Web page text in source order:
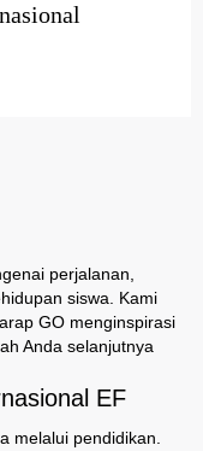
perjalanan,
siswa. Kami
GO menginspirasi
Anda selanjutnya
EF
melalui pendidikan.